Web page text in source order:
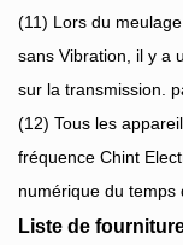
(11) Lors du
sans Vibration, il y a
sur la transmission.
(12) Tous les
fréquence Chint
numérique du temps
Liste de